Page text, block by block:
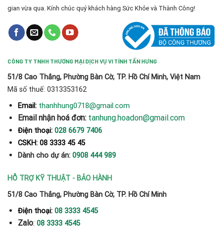
gian vừa qua. Kính chúc quý khách hàng Sức Khỏe và Thành Công!
CÔNG TY TNHH THƯƠNG MẠI DỊCH VỤ VI TÍNH TẤN HƯNG
51/8 Cao Thắng, Phường Bàn Cờ, TP. Hồ Chí Minh, Việt Nam
Mã số thuế: 0313353162
Email: thanhhung0718@gmail.com
Email nhận hoá đơn: tanhung.hoadon@gmail.com
Điện thoại: 028 6679 7406
CSKH: 08 3333 45 45
Dành cho dự án: 0908 444 989
HỖ TRỢ KỸ THUẬT - BẢO HÀNH
51/8 Cao Thắng, Phường Bàn Cờ, TP. Hồ Chí Minh
Điện thoại: 08 3333 4545
Zalo: 08 3333 4545